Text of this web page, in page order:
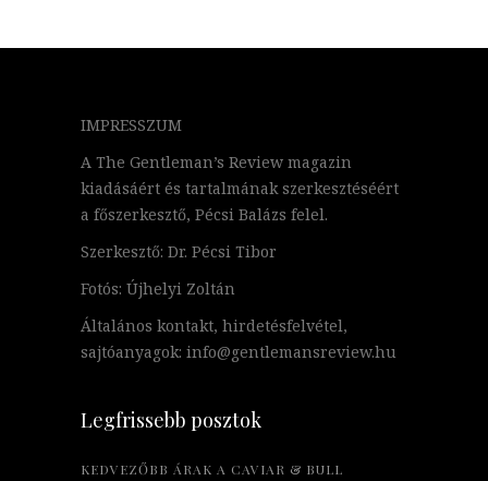
IMPRESSZUM
A The Gentleman’s Review magazin
kiadásáért és tartalmának szerkesztéséért
a főszerkesztő, Pécsi Balázs felel.
Szerkesztő: Dr. Pécsi Tibor
Fotós: Újhelyi Zoltán
Általános kontakt, hirdetésfelvétel,
sajtóanyagok: info@gentlemansreview.hu
Legfrissebb posztok
KEDVEZŐBB ÁRAK A CAVIAR & BULL